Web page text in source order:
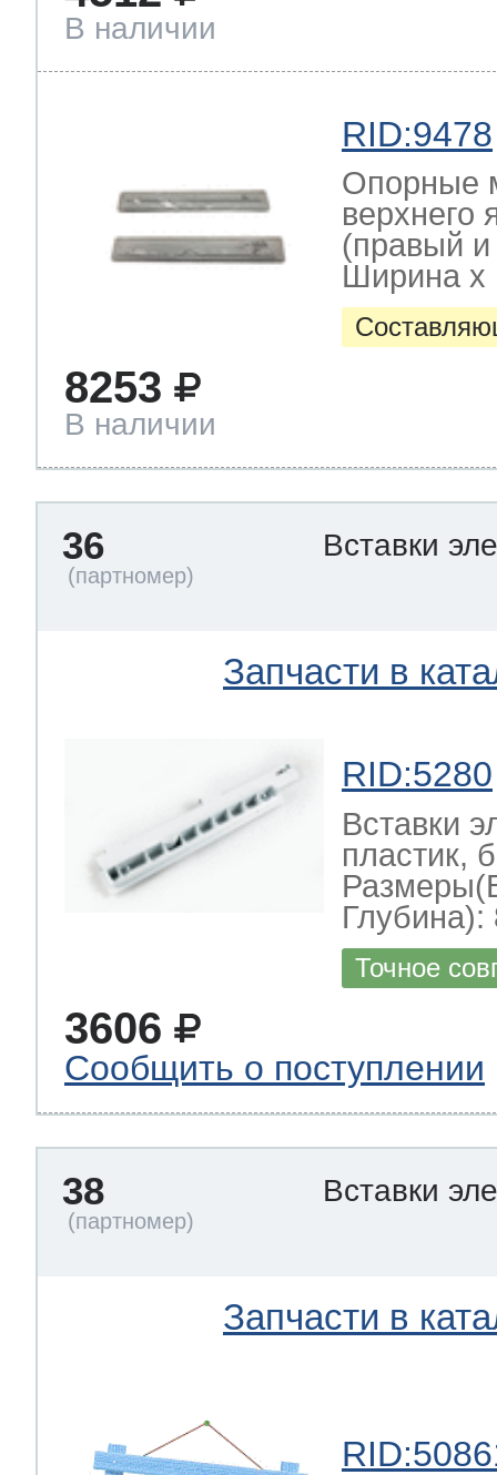
В наличии
RID:9478
Опорные
(правый
Ширина х
8253
В наличии
36 Вставки
Запчасти в
RID:5280
Вставки
пластик,
Глубина):
Точное
3606
Сообщить о поступлении
38 Вставки
Запчасти в